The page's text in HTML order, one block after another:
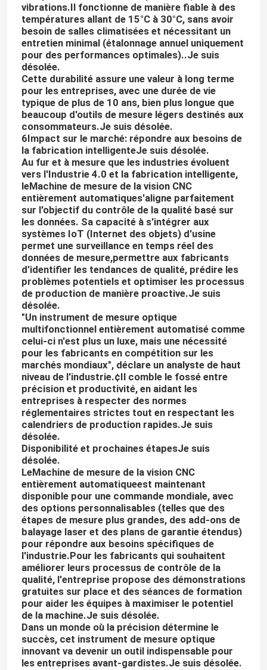
Machine de mesure du même rang manuelle
Machine de mesure de planéité
AOI Testing Machine
vibrations.Il fonctionne de manière fiable à des
températures allant de 15°C à 30°C, sans avoir
besoin de salles climatisées et nécessitant un
entretien minimal (étalonnage annuel uniquement
pour des performances optimales)..Je suis
désolée.
Cette durabilité assure une valeur à long terme
pour les entreprises, avec une durée de vie
typique de plus de 10 ans, bien plus longue que
beaucoup d'outils de mesure légers destinés aux
consommateurs.Je suis désolée.
6Impact sur le marché: répondre aux besoins de
la fabrication intelligenteJe suis désolée.
Au fur et à mesure que les industries évoluent
vers l'Industrie 4.0 et la fabrication intelligente,
leMachine de mesure de la vision CNC
entièrement automatiques'aligne parfaitement
sur l'objectif du contrôle de la qualité basé sur
les données. Sa capacité à s'intégrer aux
systèmes IoT (Internet des objets) d'usine
permet une surveillance en temps réel des
données de mesure,permettre aux fabricants
d'identifier les tendances de qualité, prédire les
problèmes potentiels et optimiser les processus
de production de manière proactive.Je suis
désolée.
"Un instrument de mesure optique
multifonctionnel entièrement automatisé comme
celui-ci n'est plus un luxe, mais une nécessité
pour les fabricants en compétition sur les
marchés mondiaux", déclare un analyste de haut
niveau de l'industrie.¢Il comble le fossé entre
précision et productivité, en aidant les
entreprises à respecter des normes
réglementaires strictes tout en respectant les
calendriers de production rapides.Je suis
désolée.
Disponibilité et prochaines étapesJe suis
désolée.
LeMachine de mesure de la vision CNC
entièrement automatiqueest maintenant
disponible pour une commande mondiale, avec
des options personnalisables (telles que des
étapes de mesure plus grandes, des add-ons de
balayage laser et des plans de garantie étendus)
pour répondre aux besoins spécifiques de
l'industrie.Pour les fabricants qui souhaitent
améliorer leurs processus de contrôle de la
qualité, l'entreprise propose des démonstrations
gratuites sur place et des séances de formation
pour aider les équipes à maximiser le potentiel
de la machine.Je suis désolée.
Dans un monde où la précision détermine le
succès, cet instrument de mesure optique
innovant va devenir un outil indispensable pour
les entreprises avant-gardistes.Je suis désolée.